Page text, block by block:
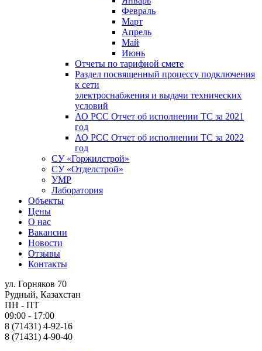
Февраль
Март
Апрель
Май
Июнь
Отчеты по тарифной смете
Раздел посвященный процессу подключения
к сети
электроснабжения и выдачи технических
условий
АО РСС Отчет об исполнении ТС за 2021
год
АО РСС Отчет об исполнении ТС за 2022
год
СУ «Горжилстрой»
СУ «Отделстрой»
УМР
Лаборатория
Объекты
Цены
О нас
Вакансии
Новости
Отзывы
Контакты
ул. Горняков 70
Рудный, Казахстан
ПН - ПТ
09:00 - 17:00
8 (71431) 4-92-16
8 (71431) 4-90-40